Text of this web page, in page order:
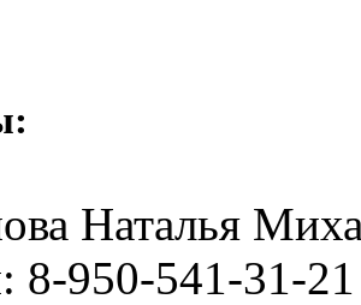
Наталья
8-950-541-31-21